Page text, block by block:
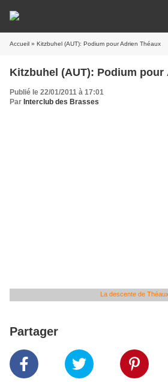
Accueil » Kitzbuhel (AUT): Podium pour Adrien Théaux
Kitzbuhel (AUT): Podium pour
Publié le 22/01/2011 à 17:01
Par Interclub des Brasses
La descente de Théaux
Partager